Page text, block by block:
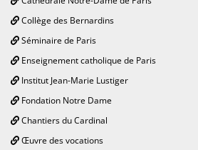
Collège des Bernardins
Séminaire de Paris
Enseignement catholique de Paris
Institut Jean-Marie Lustiger
Fondation Notre Dame
Chantiers du Cardinal
Œuvre des vocations